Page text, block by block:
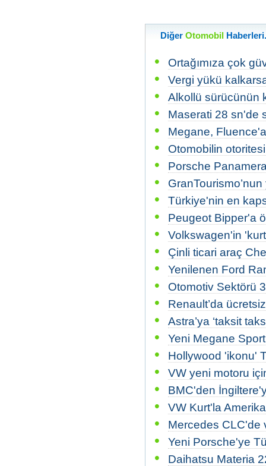
Diğer Otomobil
• Ortağımıza çok
• Vergi yükü
• Alkollü sürücünün
• Maserati 28 sn'de
• Megane, Fluence'a
• Otomobilin
• Porsche
• GranTourismo’nun
• Türkiye'nin en
• Peugeot Bipper'a
• Volkswagen'in
• Çinli ticari araç
• Yenilenen Ford
• Otomotiv Sektörü
• Renault’da
• Astra’ya ‘taksit
• Yeni Megane
• Hollywood 'ikonu'
• VW yeni motoru
• BMC'den
• VW Kurt'la
• Mercedes CLC'de
• Yeni Porsche'ye
• Daihatsu Materia